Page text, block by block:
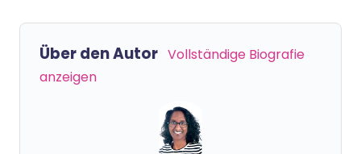
Über den Autor Vollständige Biografie
anzeigen